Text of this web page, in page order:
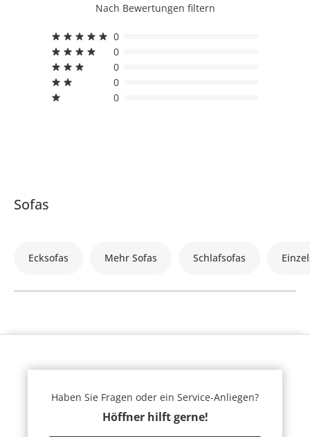
Nach Bewertungen filtern
0
0
0
0
0
Sofas
Ecksofas Mehr Sofas Schlafsofas
Haben Sie Fragen oder ein Service-Anliegen?
Höffner hilft gerne!